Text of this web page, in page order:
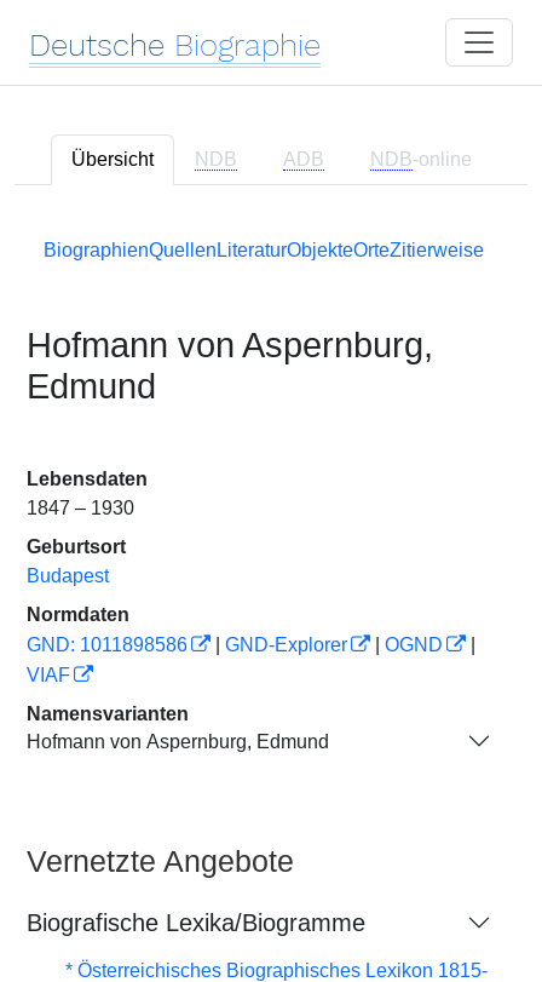
Deutsche Biographie
Übersicht NDB ADB NDB-online
BiographienQuellen LiteraturObjekteOrteZitierweise
Hofmann von Aspernburg,
Edmund
Lebensdaten
1847 – 1930
Geburtsort
Budapest
Normdaten
GND: 1011898586
GND-Explorer OGND
VIAF
Namensvarianten
Hofmann von Aspernburg, Edmund
Vernetzte Angebote
Biografische Lexika/Biogramme
* Österreichisches Biographisches Lexikon 1815-